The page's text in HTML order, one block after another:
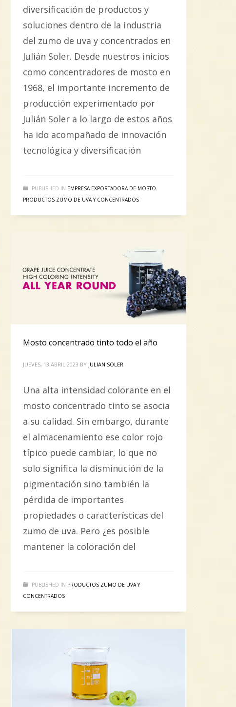
diversificación de productos y
soluciones dentro de la industria
del zumo de uva y concentrados en
Julián Soler. Desde nuestros inicios
como concentradores de mosto en
1968, el importante incremento de
producción experimentado por
Julián Soler a lo largo de estos años
ha ido acompañado de innovación
tecnológica y diversificación
PUBLISHED IN EMPRESA EXPORTADORA DE MOSTO,
PRODUCTOS ZUMO DE UVA Y CONCENTRADOS
Mosto concentrado tinto todo el año
JUEVES, 13 ABRIL 2023 BY JULIAN SOLER
Una alta intensidad colorante en el
mosto concentrado tinto se asocia
a su calidad. Sin embargo, durante
el almacenamiento ese color rojo
típico puede cambiar, lo que no
solo significa la disminución de la
pigmentación sino también la
pérdida de importantes
propiedades o características del
zumo de uva. Pero ¿es posible
mantener la coloración del
PUBLISHED IN PRODUCTOS ZUMO DE UVA Y
CONCENTRADOS